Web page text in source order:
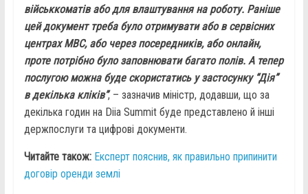
військкоматів або для влаштування на роботу. Раніше
цей документ треба було отримувати або в сервісних
центрах МВС, або через посередників, або онлайн,
проте потрібно було заповнювати багато полів. А тепер
послугою можна буде скористатись у застосунку “Дія”
в декілька кліків”, – зазначив міністр, додавши, що за
декілька годин на Diia Summit буде представлено й інші
держпослуги та цифрові документи.
Читайте також:Експерт пояснив, як правильно припинити
договір оренди землі